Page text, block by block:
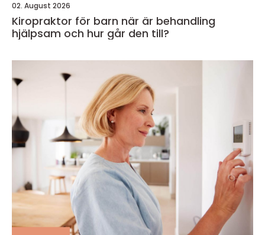
02. August 2026
Kiropraktor för barn när är behandling
hjälpsam och hur går den till?